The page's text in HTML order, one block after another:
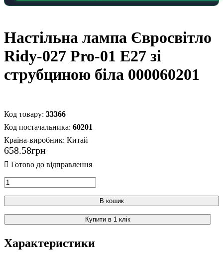
Настільна лампа Євросвітло
Ridy-027 Pro-01 E27 зі
струбциною біла 000060201
33366
60201
Країна-виробник: Китай
658.58грн
В кошик
Купити в 1 клік
Характеристики